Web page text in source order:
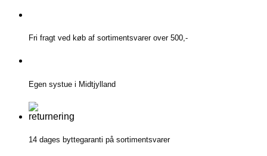
Fortsæt
indholdFri fragt ved køb af sortimentsvarer over 500,-
Egen systue i Midtjylland
14 dages byttegaranti på sortimentsvarer